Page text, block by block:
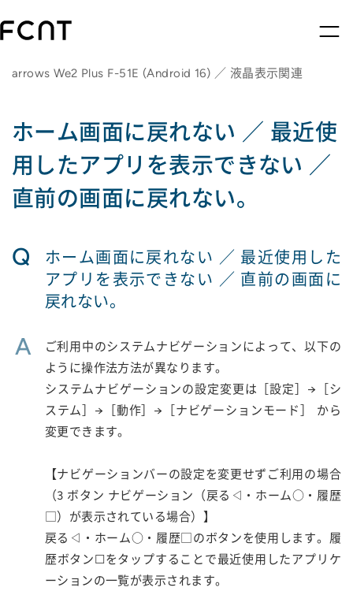
arrows We2 Plus F-51E (Android 16) ／ 液晶表示関連
ホーム画面に戻れない ／ 最近使
用したアプリを表示できない ／
直前の画面に戻れない。
Q
ホーム画面に戻れない ／ 最近使用した
アプリを表示できない ／ 直前の画面に
戻れない。
A
ご利用中のシステムナビゲーションによって、以下の
ように操作法方法が異なります。
システムナビゲーションの設定変更は［設定］→［シ
ステム］→［動作］→［ナビゲーションモード］ から
変更できます。
【ナビゲーションバーの設定を変更せずご利用の場合
（3 ボタン ナビゲーション（戻る◁・ホーム○・履歴
□）が表示されている場合）】
戻る◁・ホーム○・履歴□のボタンを使用します。履
歴ボタン☐をタップすることで最近使用したアプリケ
ーションの一覧が表示されます。